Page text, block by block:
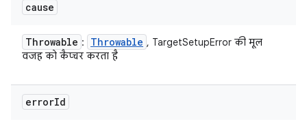
cause
Throwable : Throwable , TargetSetupError की मूल
वजह को कैप्चर करता है
errorId